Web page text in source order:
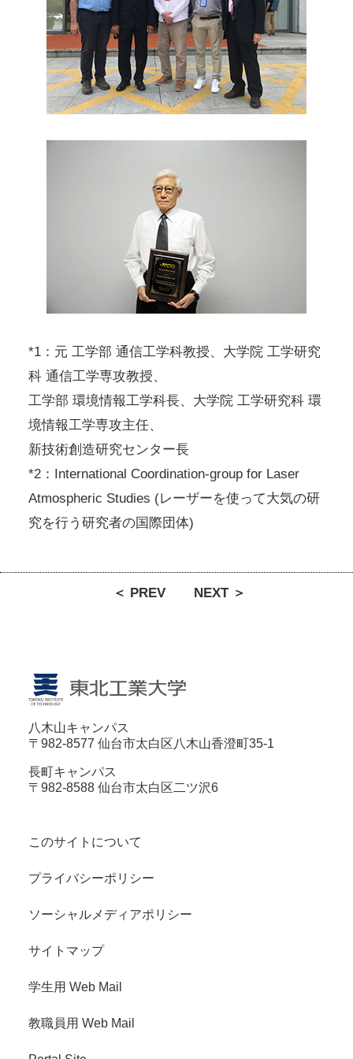
*1：元 工学部 通信工学科教授、大学院 工学研究
科 通信工学専攻教授、
工学部 環境情報工学科長、大学院 工学研究科 環
境情報工学専攻主任、
新技術創造研究センター長
*2：International Coordination-group for Laser
Atmospheric Studies (レーザーを使って大気の研
究を行う研究者の国際団体)
＜ PREV NEXT ＞
八木山キャンパス
〒982-8577 仙台市太白区八木山香澄町35-1
長町キャンパス
〒982-8588 仙台市太白区二ツ沢6
このサイトについて
プライバシーポリシー
ソーシャルメディアポリシー
サイトマップ
学生用 Web Mail
教職員用 Web Mail